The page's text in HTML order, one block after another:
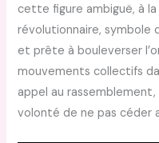
cette figure ambiguë, à
révolutionnaire, symbole
et prête à bouleverser
mouvements collectifs
appel au
volonté de ne pas céder